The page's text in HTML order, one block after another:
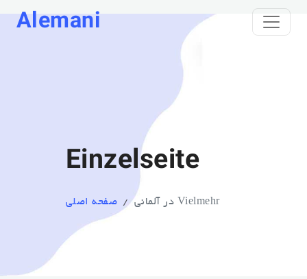
Alemani
Einzelseite
صفحه اصلی Vielmehr در آلمانی